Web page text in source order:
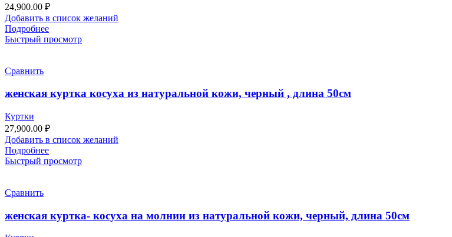
24,900.00 ₽
Добавить в список желаний
Подробнее
Быстрый просмотр
Сравнить
женская куртка косуха из натуральной кожи, черный , длина 50см
Куртки
27,900.00 ₽
Добавить в список желаний
Подробнее
Быстрый просмотр
Сравнить
женская куртка- косуха на молнии из натуральной кожи, черный, длина 50см